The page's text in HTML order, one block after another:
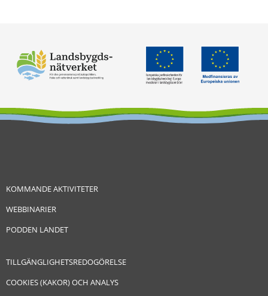
KOMMANDE AKTIVITETER
WEBBINARIER
PODDEN LANDET
TILLGÄNGLIGHETSREDOGÖRELSE
COOKIES (KAKOR) OCH ANALYS